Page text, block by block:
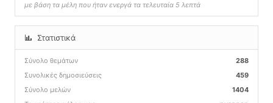
με βάση τα μέλη που ήταν ενεργά τα τελευταία 5 λεπτά
Στατιστικά
Σύνολο θεμάτων
288
Συνολικές δημοσιεύσεις
459
Σύνολο μελών
1404